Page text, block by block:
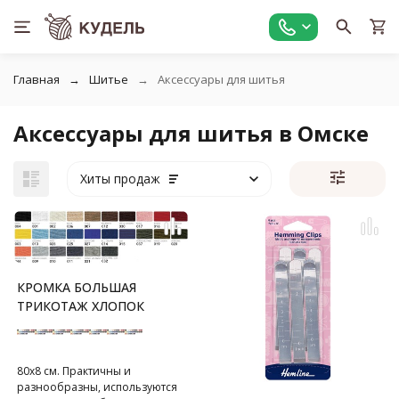
Главная Шитье Аксессуары для шитья
Аксессуары для шитья в Омске
Хиты продаж
КРОМКА БОЛЬШАЯ
ТРИКОТАЖ ХЛОПОК
80х8 см. Практичны и
разнообразны, используются